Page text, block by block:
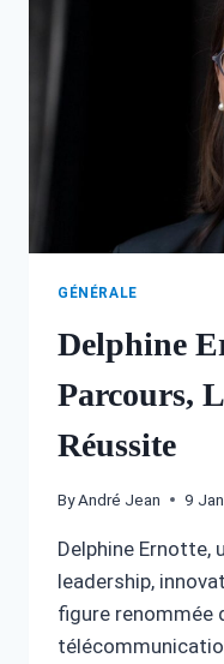
GÉNÉRALE
Delphine
Parcours,
Réussite
ByAndré Jean 9
Delphine Ernotte,
leadership,
figure renommée